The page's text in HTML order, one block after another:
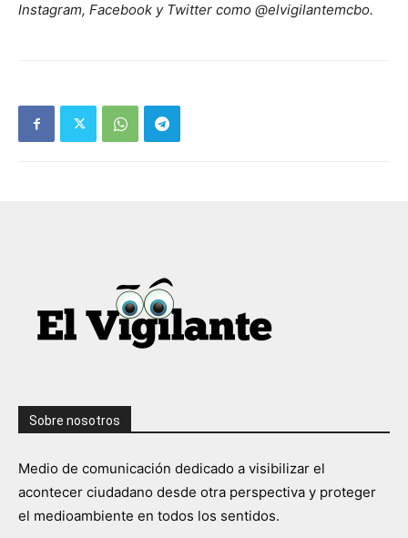
Instagram, Facebook y Twitter como @elvigilantemcbo.
Sobre nosotros
Medio de comunicación dedicado a visibilizar el
acontecer ciudadano desde otra perspectiva y proteger
el medioambiente en todos los sentidos.